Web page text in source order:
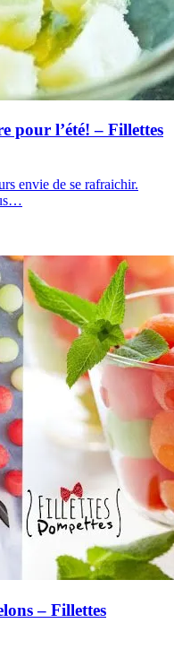
pour l’été! – Fillettes
envie de se rafraichir.
– Fillettes